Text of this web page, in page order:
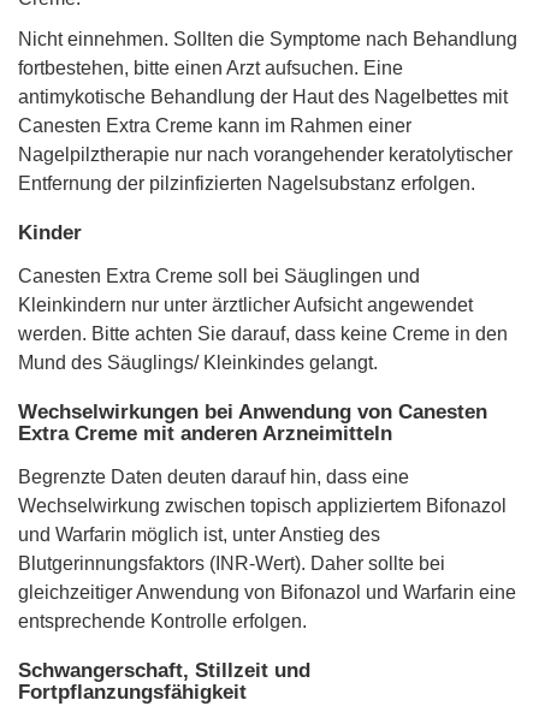
Nicht einnehmen. Sollten die Symptome nach Behandlung
fortbestehen, bitte einen Arzt aufsuchen. Eine
antimykotische Behandlung der Haut des Nagelbettes mit
Canesten Extra Creme kann im Rahmen einer
Nagelpilztherapie nur nach vorangehender keratolytischer
Entfernung der pilzinfizierten Nagelsubstanz erfolgen.
Kinder
Canesten Extra Creme soll bei Säuglingen und
Kleinkindern nur unter ärztlicher Aufsicht angewendet
werden. Bitte achten Sie darauf, dass keine Creme in den
Mund des Säuglings/ Kleinkindes gelangt.
Wechselwirkungen bei Anwendung von Canesten
Extra Creme mit anderen Arzneimitteln
Begrenzte Daten deuten darauf hin, dass eine
Wechselwirkung zwischen topisch appliziertem Bifonazol
und Warfarin möglich ist, unter Anstieg des
Blutgerinnungsfaktors (INR-Wert). Daher sollte bei
gleichzeitiger Anwendung von Bifonazol und Warfarin eine
entsprechende Kontrolle erfolgen.
Schwangerschaft, Stillzeit und
Fortpflanzungsfähigkeit